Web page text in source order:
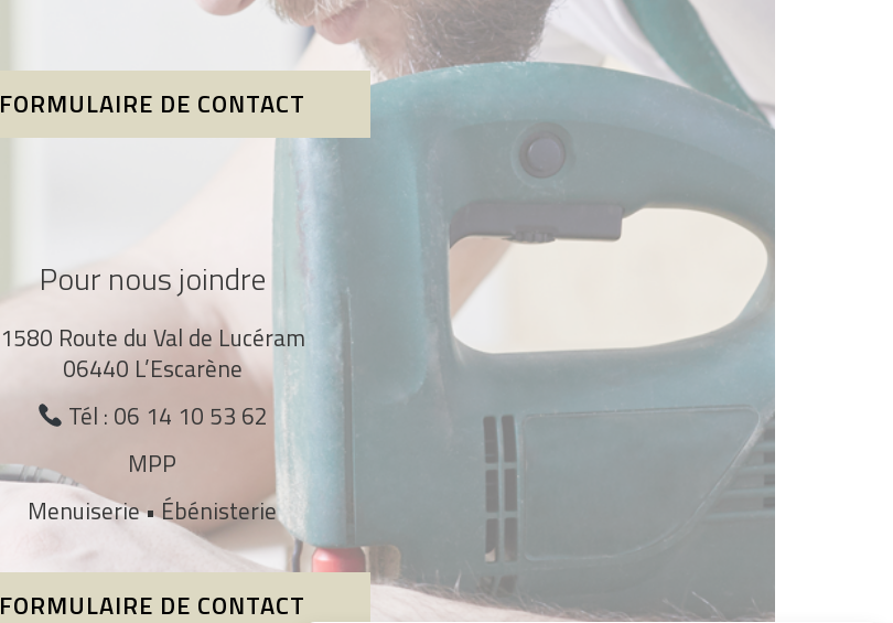
FORMULAIRE DE CONTACT
Pour nous joindre
1580 Route du Val de Lucéram
06440 L’Escarène
Tél : 06 14 10 53 62
MPP
Menuiserie • Ébénisterie
FORMULAIRE DE CONTACT